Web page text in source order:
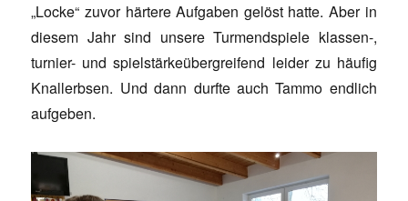
„Locke“ zuvor härtere Aufgaben gelöst hatte. Aber in
diesem Jahr sind unsere Turmendspiele klassen-,
turnier- und spielstärkeübergreifend leider zu häufig
Knallerbsen. Und dann durfte auch Tammo endlich
aufgeben.